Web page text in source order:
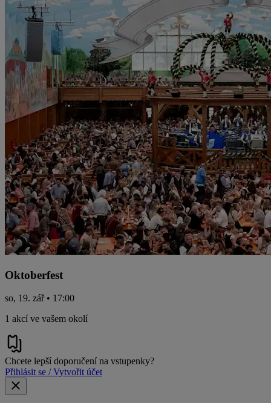
Oktoberfest
so, 19. zář • 17:00
1 akcí ve vašem okolí
Chcete lepší doporučení na vstupenky?
Přihlásit se / Vytvořit účet